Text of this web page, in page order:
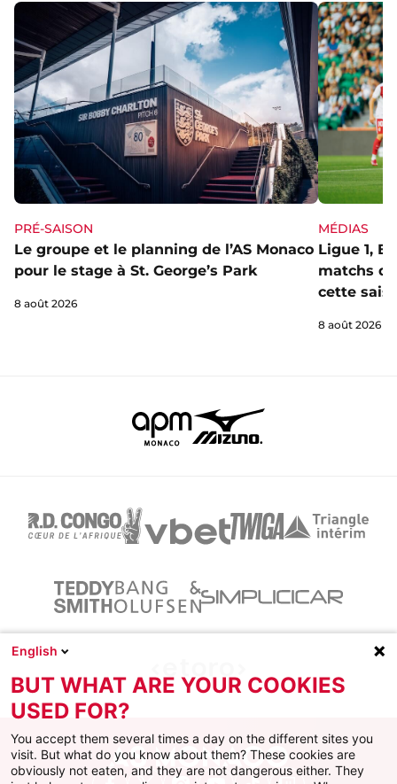
PRÉ-SAISON
Le groupe et le planning de l’AS Monaco
pour le stage à St. George’s Park
8 août 2026
MÉDIAS
Ligue 1,
matchs
cette
8 août 2026
English
BUT WHAT ARE YOUR COOKIES
USED FOR?
You accept them several times a day on the different sites you
visit. But what do you know about them? These cookies are
obviously not eaten, and they are not dangerous either. They